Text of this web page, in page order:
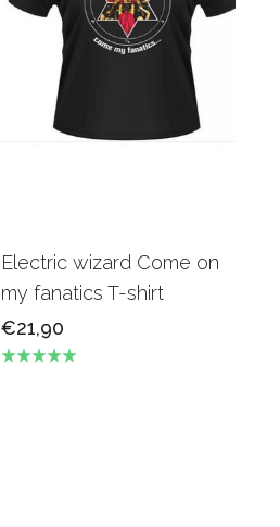
Electric wizard Come on
my fanatics T-shirt
€21,90